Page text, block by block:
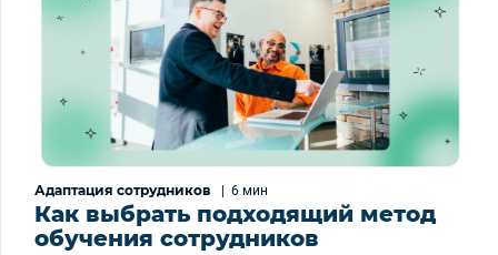
Адаптация сотрудников 6 мин
Как выбрать подходящий метод
обучения сотрудников